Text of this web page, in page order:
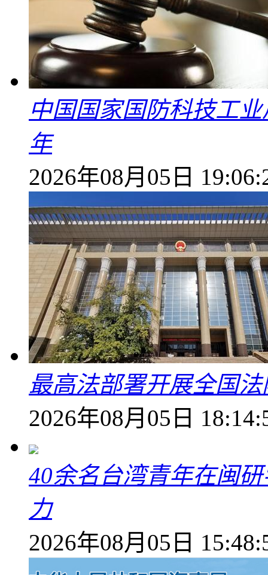
中国国家国防科技工
年
2026年08月05日
最高法部署开展全国
2026年08月05日
40余名台湾青年在闽
力
2026年08月05日